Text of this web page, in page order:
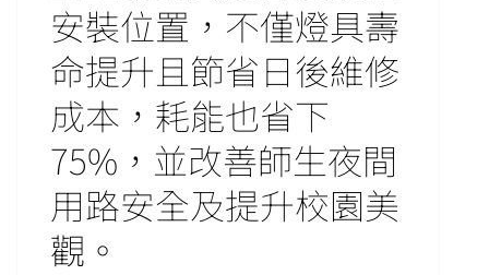
安裝位置，不僅燈具壽
命提升且節省日後維修
成本，耗能也省下
75%，並改善師生夜間
用路安全及提升校園美
觀。